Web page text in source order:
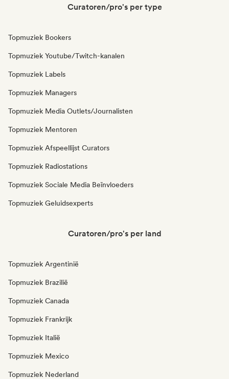
Curatoren/pro's per type
Topmuziek Bookers
Topmuziek Youtube/Twitch-kanalen
Topmuziek Labels
Topmuziek Managers
Topmuziek Media Outlets/Journalisten
Topmuziek Mentoren
Topmuziek Afspeellijst Curators
Topmuziek Radiostations
Topmuziek Sociale Media Beïnvloeders
Topmuziek Geluidsexperts
Curatoren/pro's per land
Topmuziek Argentinië
Topmuziek Brazilië
Topmuziek Canada
Topmuziek Frankrijk
Topmuziek Italië
Topmuziek Mexico
Topmuziek Nederland